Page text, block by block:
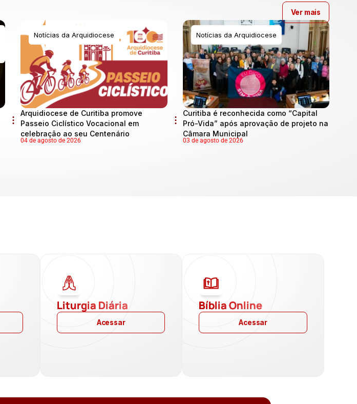
Notícias da Arquidiocese
Arquidiocese de Curitiba promove
Passeio Ciclístico Vocacional em
celebração ao seu Centenário
04 de agosto de 2026
Notícias da Arquidiocese
Curitiba é reconhecida como “Capital
Pró-Vida” após aprovação de projeto na
Câmara Municipal
03 de agosto de 2026
Ver mais
Liturgia Diária
Acessar
Bíblia Online
Acessar